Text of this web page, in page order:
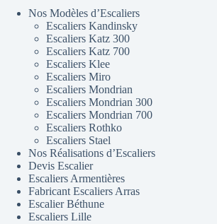
Nos Modèles d’Escaliers
Escaliers Kandinsky
Escaliers Katz 300
Escaliers Katz 700
Escaliers Klee
Escaliers Miro
Escaliers Mondrian
Escaliers Mondrian 300
Escaliers Mondrian 700
Escaliers Rothko
Escaliers Stael
Nos Réalisations d’Escaliers
Devis Escalier
Escaliers Armentières
Fabricant Escaliers Arras
Escalier Béthune
Escaliers Lille